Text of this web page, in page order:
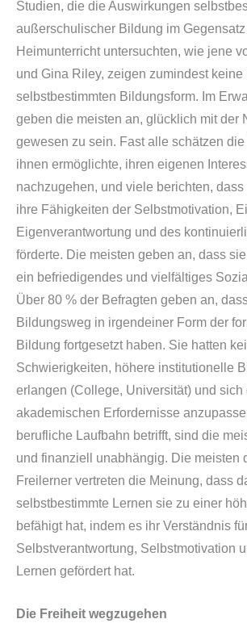
Studien, die die Auswirkungen
außerschulischer Bildung im
Heimunterricht untersuchten, wie jene
und Gina Riley, zeigen zumindest
selbstbestimmten Bildungsform. Im
geben die meisten an, glücklich mit der
gewesen zu sein. Fast alle schätzen
ihnen ermöglichte, ihren eigenen
nachzugehen, und viele berichten,
ihre Fähigkeiten der Selbstmotivation,
Eigenverantwortung und des
förderte. Die meisten geben an, dass
ein befriedigendes und vielfältiges
Über 80 % der Befragten geben an,
Bildungsweg in irgendeiner Form der
Bildung fortgesetzt haben. Sie hatten
Schwierigkeiten, höhere institutionelle
erlangen (College, Universität) und sich
akademischen Erfordernisse
berufliche Laufbahn betrifft, sind die
und finanziell unabhängig. Die meisten
Freilerner vertreten die Meinung, dass
selbstbestimmte Lernen sie zu einer
befähigt hat, indem es ihr Verständnis
Selbstverantwortung, Selbstmotivation
Lernen gefördert hat.
Die Freiheit wegzugehen